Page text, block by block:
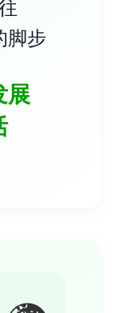
脚步
展